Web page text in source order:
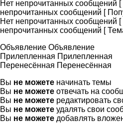
Нет непрочитанных сообщений
непрочитанных сообщений [
Нет непрочитанных сообщений [
непрочитанных сообщений [
Объявление Объявление
Прилепленная Прилепленная
Перенесённая Перенесённая
Вы не можете начинать темы
Вы не можете отвечать на
Вы не можете редактировать
Вы не можете удалять свои
Вы не можете добавлять